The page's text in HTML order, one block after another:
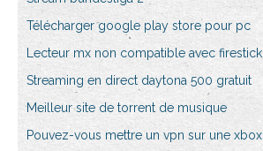
Télécharger google play store pour pc
Lecteur mx non compatible avec firestick
Streaming en direct daytona 500 gratuit
Meilleur site de torrent de musique
Pouvez-vous mettre un vpn sur une xbox